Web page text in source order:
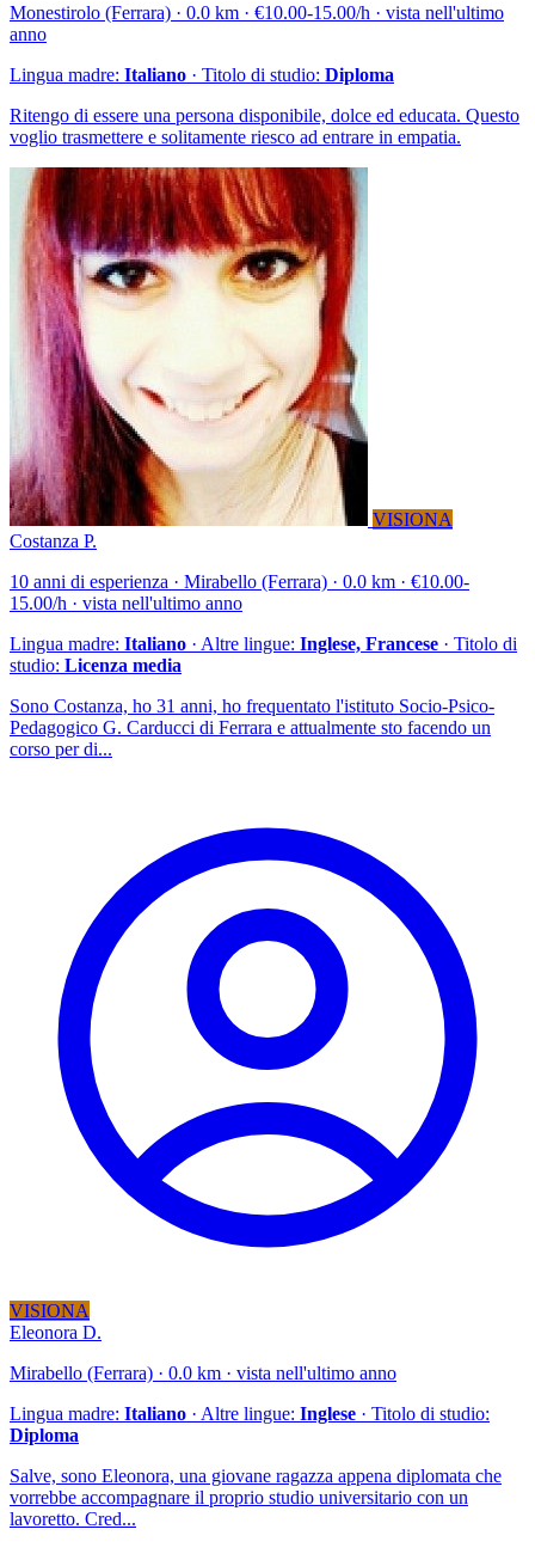
Monestirolo (Ferrara) · 0.0 km · €10.00-15.00/h · vista nell'ultimo
anno
Lingua madre: Italiano · Titolo di studio: Diploma
Ritengo di essere una persona disponibile, dolce ed educata. Questo
voglio trasmettere e solitamente riesco ad entrare in empatia.
VISIONA
Costanza P.
10 anni di esperienza · Mirabello (Ferrara) · 0.0 km · €10.00-
15.00/h · vista nell'ultimo anno
Lingua madre: Italiano · Altre lingue: Inglese, Francese · Titolo di
studio: Licenza media
Sono Costanza, ho 31 anni, ho frequentato l'istituto Socio-Psico-
Pedagogico G. Carducci di Ferrara e attualmente sto facendo un
corso per di...
VISIONA
Eleonora D.
Mirabello (Ferrara) · 0.0 km · vista nell'ultimo anno
Lingua madre: Italiano · Altre lingue: Inglese · Titolo di studio:
Diploma
Salve, sono Eleonora, una giovane ragazza appena diplomata che
vorrebbe accompagnare il proprio studio universitario con un
lavoretto. Cred...